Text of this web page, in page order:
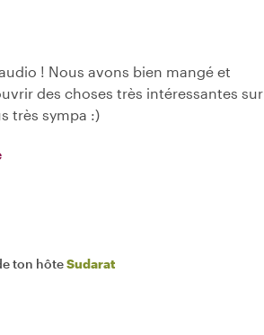
! Nous avons bien mangé et
des choses très intéressantes sur
très sympa :)
ton hôteSudarat